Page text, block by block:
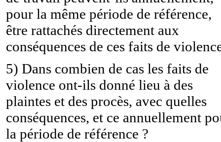
pour la même période de référence,
être rattachés directement aux
conséquences de ces faits de
5) Dans combien de cas les faits de
violence ont-ils donné lieu à des
plaintes et des procès, avec quelles
conséquences, et ce annuellement
la période de référence ?